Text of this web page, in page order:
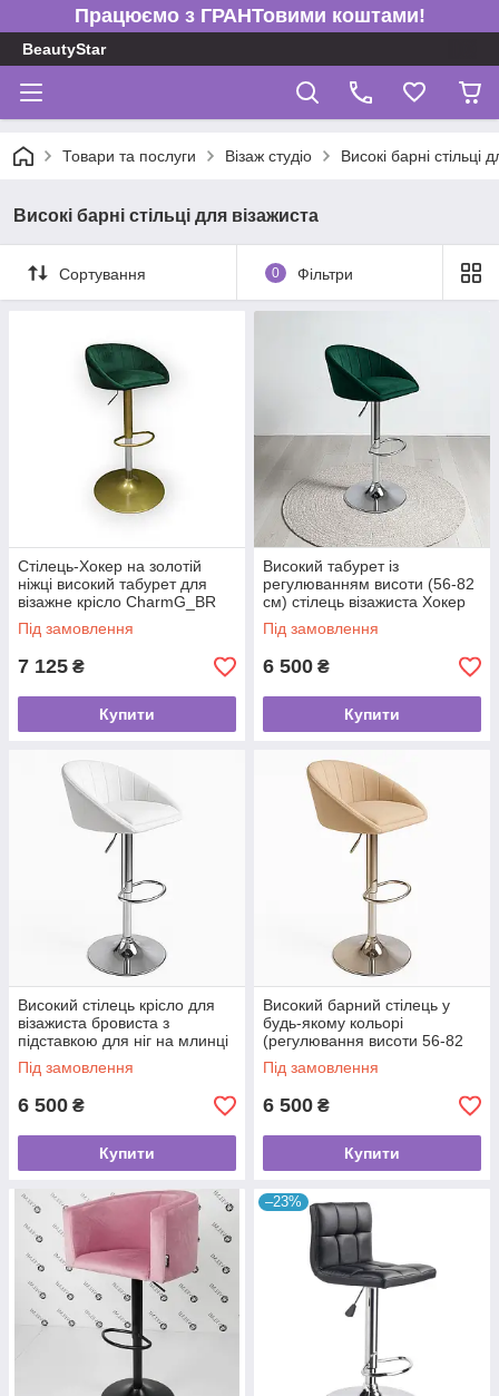
Працюємо з ГРАНТовими коштами!
BeautyStar
Товари та послуги Візаж студіо Високі барні стільці
Високі барні стільці для візажиста
Сортування 0 Фільтри
Стілець-Хокер на золотій
ніжці високий табурет для
візажне крісло CharmG_BR
Під замовлення
7 125 ₴
Купити
Високий табурет із
регулюванням висоти (56-82
см) стілець візажиста Хокер
Charm_BR
Під замовлення
6 500 ₴
Купити
Високий стілець крісло для
візажиста бровиста з
підставкою для ніг на млинці
Charm_BR
Під замовлення
6 500 ₴
Купити
Високий барний стілець у
будь-якому кольорі
(регулювання висоти 56-82
см) візажне крісло з
підставкою для ніг Charm_BR
Під замовлення
6 500 ₴
Купити
–23%